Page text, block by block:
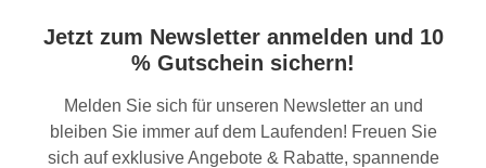
Jetzt zum Newsletter anmelden und 10
% Gutschein sichern!
Melden Sie sich für unseren Newsletter an und
bleiben Sie immer auf dem Laufenden! Freuen Sie
sich auf exklusive Angebote & Rabatte, spannende